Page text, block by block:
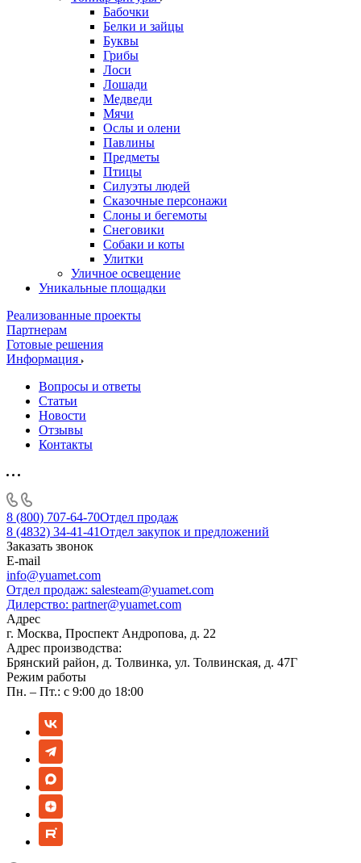
Бабочки
Белки и зайцы
Буквы
Грибы
Лоси
Лошади
Медведи
Мячи
Ослы и олени
Павлины
Предметы
Птицы
Силуэты людей
Сказочные персонажи
Слоны и бегемоты
Снеговики
Собаки и коты
Улитки
Уличное освещение
Уникальные площадки
Реализованные проекты
Партнерам
Готовые решения
Информация
Вопросы и ответы
Статьи
Новости
Отзывы
Контакты
8 (800) 707-64-70Отдел продаж
8 (4832) 34-41-41Отдел закупок и предложений
Заказать звонок
E-mail
info@yuamet.com
Отдел продаж: salesteam@yuamet.com
Дилерство: partner@yuamet.com
Адрес
г. Москва, Проспект Андропова, д. 22
Адрес производства:
Брянский район, д. Толвинка, ул. Толвинская, д. 47Г
Режим работы
Пн. – Пт.: с 9:00 до 18:00